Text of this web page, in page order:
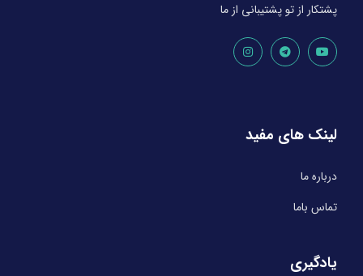
پشتکار از تو پشتیبانی از ما
لینک های مفید
درباره ما
تماس باما
یادگیری